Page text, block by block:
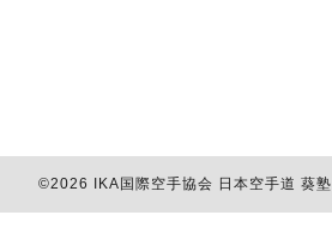
©2026 IKA国際空手協会 日本空手道 葵塾